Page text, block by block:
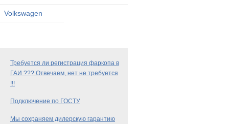
Volkswagen
Требуется ли регистрация фаркопа в
ГАИ ??? Отвечаем, нет не требуется
!!!
Подключение по ГОСТУ
Мы сохраняем дилерскую гарантию